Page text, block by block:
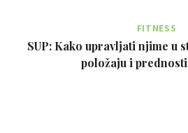
FITNESS
SUP: Kako upravljati njime u
položaju i